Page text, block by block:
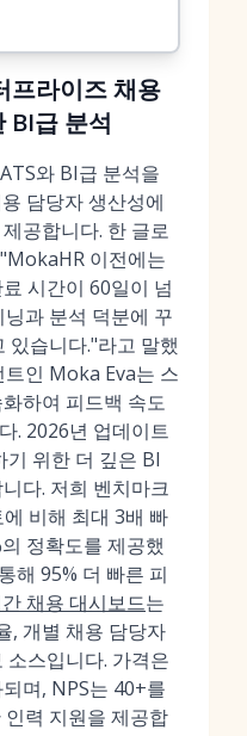
프라이즈 채용
BI급 분석
와 BI급 분석을
담당자 생산성에
공합니다. 한 글로
이전에는
시간이 60일이 넘
과 분석 덕분에 꾸
있습니다."라고 말했
인 Moka Eva는 스
하여 피드백 속도
. 2026년 업데이트
위한 더 깊은 BI
다. 저희 벤치마크
비해 최대 3배 빠
정확도를 제공했
해 95% 더 빠른 피
채용 대시보드는
, 개별 채용 담당자
스입니다. 가격은
며, NPS는 40+를
력 지원을 제공합